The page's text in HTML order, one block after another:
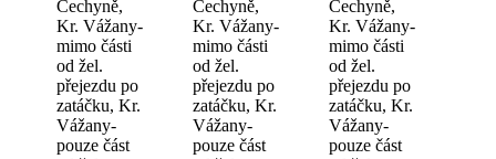
Čechyně,
Kr. Vážany-
mimo části
od žel.
přejezdu po
zatáčku, Kr.
Vážany-
pouze část
Čechyně,
Kr. Vážany-
mimo části
od žel.
přejezdu po
zatáčku, Kr.
Vážany-
pouze část
Čechyně,
Kr. Vážany-
mimo části
od žel.
přejezdu po
zatáčku, Kr.
Vážany-
pouze část